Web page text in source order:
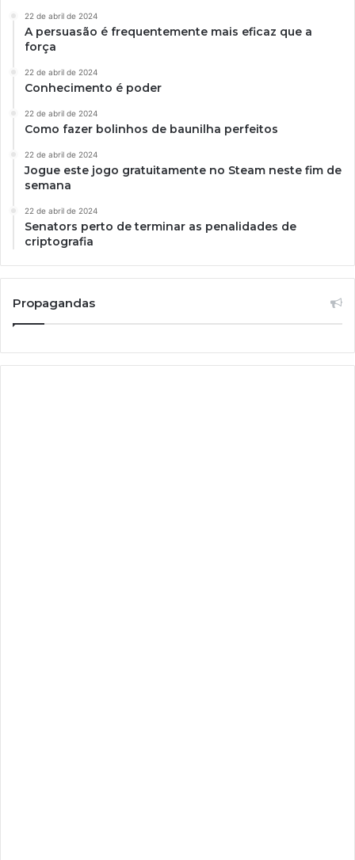
22 de abril de 2024
A persuasão é frequentemente mais eficaz que a
força
22 de abril de 2024
Conhecimento é poder
22 de abril de 2024
Como fazer bolinhos de baunilha perfeitos
22 de abril de 2024
Jogue este jogo gratuitamente no Steam neste fim de
semana
22 de abril de 2024
Senators perto de terminar as penalidades de
criptografia
Propagandas